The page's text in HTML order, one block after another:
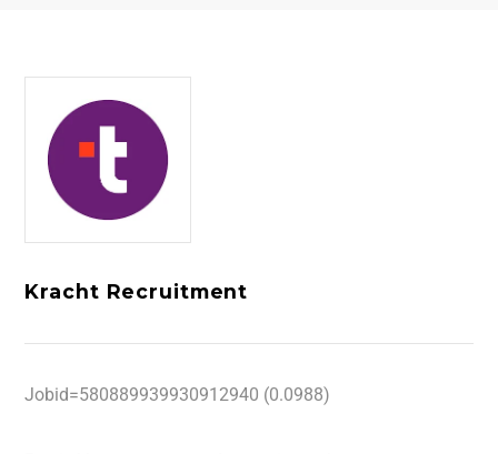
Kracht Recruitment
Jobid=580889939930912940 (0.0988)